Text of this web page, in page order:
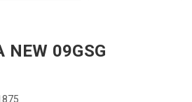
NEW 09GSG